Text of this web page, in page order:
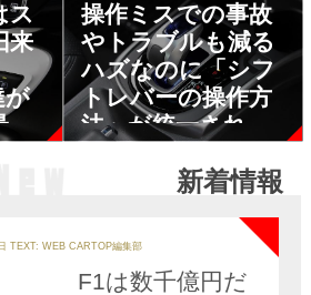
ス
来
が
操作ミスでの事故
やトラブルも減る
ハズなのに「シフ
トレバーの操作方
法」が統一されな
新着情報
TEXT: WEB CARTOP編集部
NEW
F1は数千億円だ